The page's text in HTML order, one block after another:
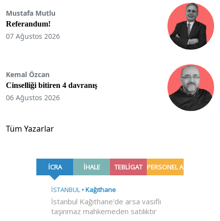
Mustafa Mutlu
Referandum!
07 Ağustos 2026
Kemal Özcan
Cinselliği bitiren 4 davranış
06 Ağustos 2026
Tüm Yazarlar